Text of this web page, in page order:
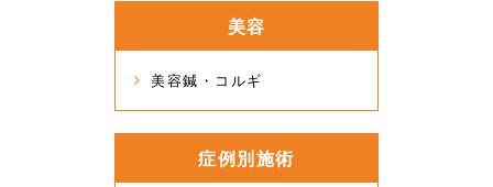
美容
美容鍼・コルギ
症例別施術